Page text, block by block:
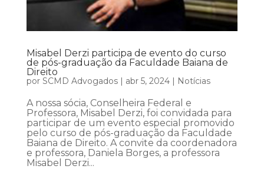
Misabel Derzi participa de evento do curso
de pós-graduação da Faculdade Baiana de
Direito
por SCMD Advogados| abr 5, 2024| Notícias
A nossa sócia, Conselheira Federal e
Professora, Misabel Derzi, foi convidada para
participar de um evento especial promovido
pelo curso de pós-graduação da Faculdade
Baiana de Direito. A convite da coordenadora
e professora, Daniela Borges, a professora
Misabel Derzi...